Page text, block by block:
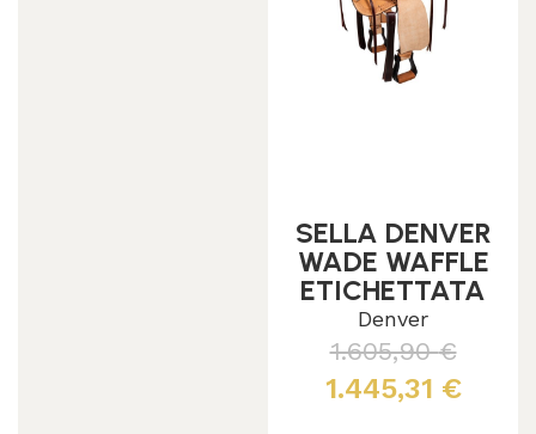
SELLA DENVER
WADE WAFFLE
ETICHETTATA
SE00542
Denver
1.605,90€
1.445,31 €